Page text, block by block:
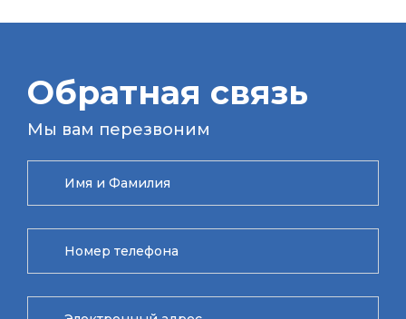
Обратная связь
Мы вам перезвоним